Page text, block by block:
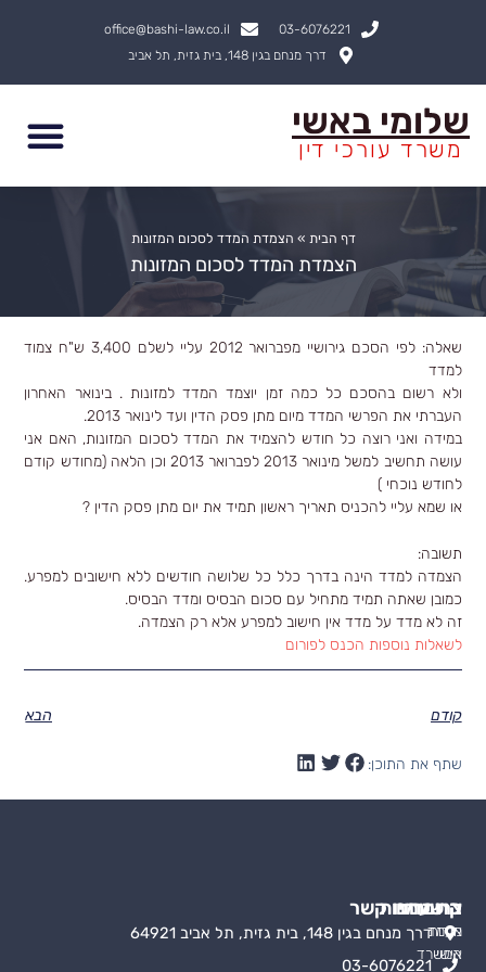
03-6076221
office@bashi-law.co.il
דרך מנחם בגין 148, בית גזית, תל אביב
שלומי באשי
משרד עורכי דין
דף הבית » הצמדת המדד לסכום המזונות
הצמדת המדד לסכום המזונות
שאלה: לפי הסכם גירושיי מפברואר 2012 עליי לשלם 3,400 ש"ח צמוד
למדד
ולא רשום בהסכם כל כמה זמן יוצמד המדד למזונות . בינואר האחרון
העברתי את הפרשי המדד מיום מתן פסק הדין ועד לינואר 2013.
במידה ואני רוצה כל חודש להצמיד את המדד לסכום המזונות, האם אני
עושה תחשיב למשל מינואר 2013 לפברואר 2013 וכן הלאה (מחודש קודם
לחודש נוכחי )
או שמא עליי להכניס תאריך ראשון תמיד את יום מתן פסק הדין ?
תשובה:
הצמדה למדד הינה בדרך כלל כל שלושה חודשים ללא חישובים למפרע.
כמובן שאתה תמיד מתחיל עם סכום הבסיס ומדד הבסיס.
זה לא מדד על מדד אין חישוב למפרע אלא רק הצמדה.
לשאלות נוספות הכנס לפורום
קודם הבא
שתף את התוכן:
התמחויות
מעמד
אישי
קישורים
אודות
המשרד
צרו עמנו קשר
דרך מנחם בגין 148, בית גזית, תל אביב 64921
03-6076221